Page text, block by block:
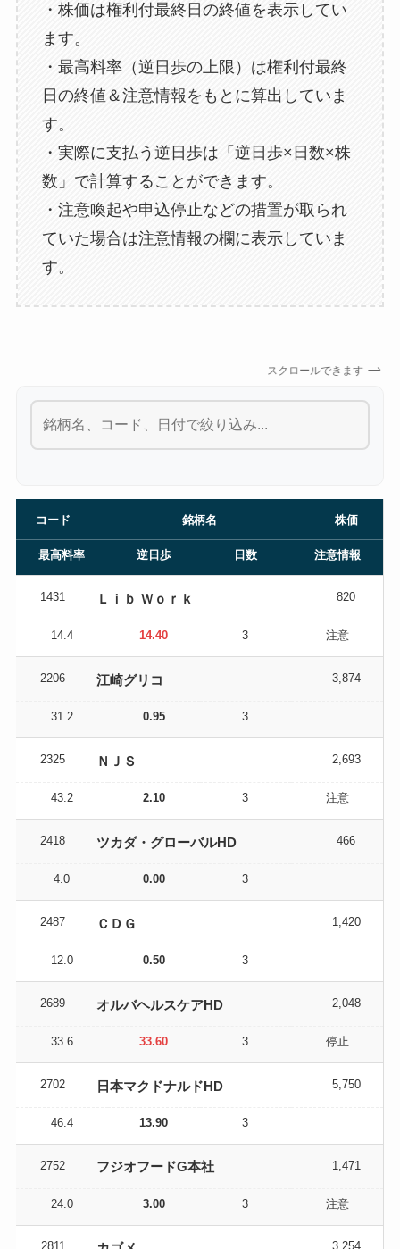
・株価は権利付最終日の終値を表示してい
ます。
・最高料率（逆日歩の上限）は権利付最終
日の終値＆注意情報をもとに算出していま
す。
・実際に支払う逆日歩は「逆日歩×日数×株
数」で計算することができます。
・注意喚起や申込停止などの措置が取られ
ていた場合は注意情報の欄に表示していま
す。
スクロールできます
コード 銘柄名 株価
最高料率 逆日歩 日数 注意情報
1431 Ｌｉｂ Ｗｏｒｋ 820
14.4 14.40 3 注意
2206 江崎グリコ 3,874
31.2 0.95 3
2325 ＮＪＳ 2,693
43.2 2.10 3 注意
2418 ツカダ・グローバルHD 466
4.0 0.00 3
2487 ＣＤＧ 1,420
12.0 0.50 3
2689 オルバヘルスケアHD 2,048
33.6 33.60 3 停止
2702 日本マクドナルドHD 5,750
46.4 13.90 3
2752 フジオフードG本社 1,471
24.0 3.00 3 注意
2811 3,254